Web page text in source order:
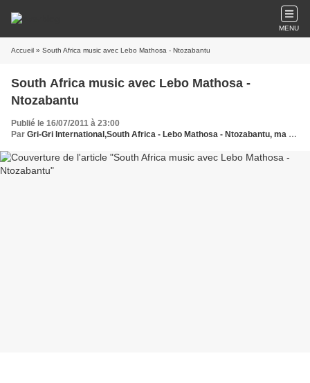
MENU
Accueil » South Africa music avec Lebo Mathosa - Ntozabantu
South Africa music avec Lebo Mathosa -
Ntozabantu
Publié le 16/07/2011 à 23:00
Par Gri-Gri International,South Africa - Lebo Mathosa - Ntozabantu, ma solange Oussou